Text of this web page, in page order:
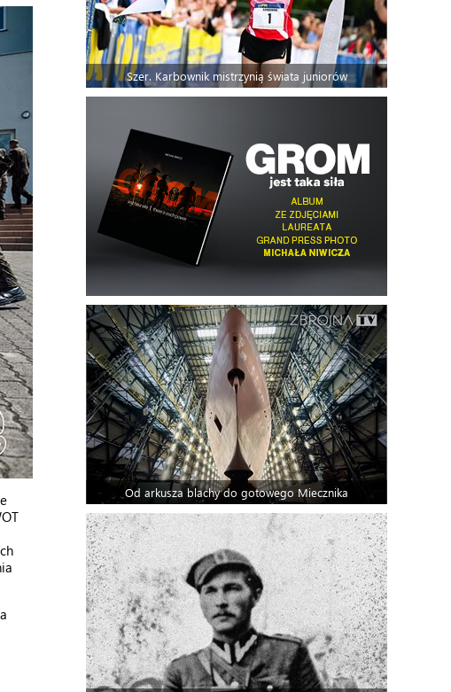
Szer. Karbownik mistrzynią świata juniorów
Od arkusza blachy do gotowego Miecznika